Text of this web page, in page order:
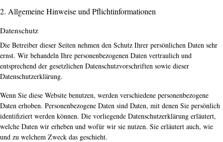
2. Allgemeine Hinweise und Pflichtinformationen
Datenschutz
Die Betreiber dieser Seiten nehmen den Schutz Ihrer persönlichen Daten sehr
ernst. Wir behandeln Ihre personenbezogenen Daten vertraulich und
entsprechend der gesetzlichen Datenschutzvorschriften sowie dieser
Datenschutzerklärung.
Wenn Sie diese Website benutzen, werden verschiedene personenbezogene
Daten erhoben. Personenbezogene Daten sind Daten, mit denen Sie persönlich
identifiziert werden können. Die vorliegende Datenschutzerklärung erläutert,
welche Daten wir erheben und wofür wir sie nutzen. Sie erläutert auch, wie
und zu welchem Zweck das geschieht.